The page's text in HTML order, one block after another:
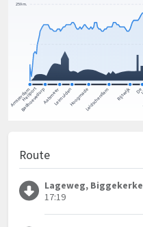
Route
Lageweg, Biggekerke
17:19